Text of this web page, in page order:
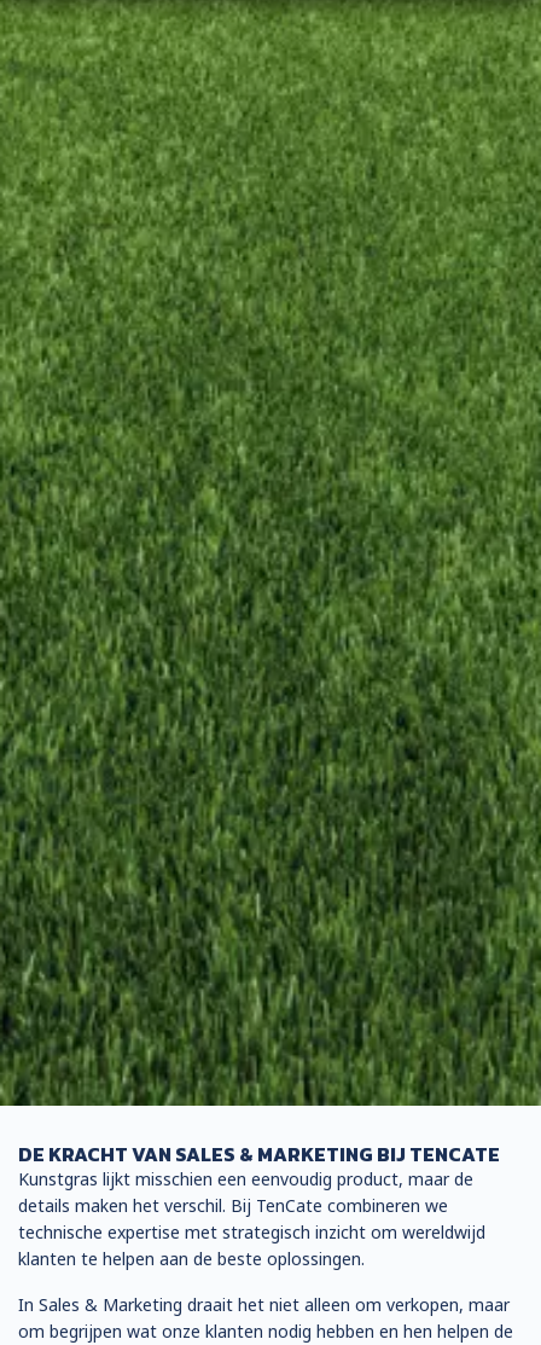
DE KRACHT VAN SALES & MARKETING BIJ TENCATE
Kunstgras lijkt misschien een eenvoudig product, maar de
details maken het verschil. Bij TenCate combineren we
technische expertise met strategisch inzicht om wereldwijd
klanten te helpen aan de beste oplossingen.
In Sales & Marketing draait het niet alleen om verkopen, maar
om begrijpen wat onze klanten nodig hebben en hen helpen de